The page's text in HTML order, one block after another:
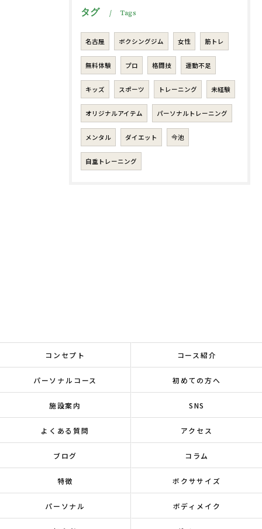
タグ Tags
名古屋 ボクシングジム 女性 筋トレ
無料体験 プロ 格闘技 運動不足
キッズ スポーツ トレーニング 未経験
オリジナルアイテム パーソナルトレーニング
メンタル ダイエット 今池
自重トレーニング
コンセプト コース紹介
パーソナルコース 初めての方へ
施設案内 SNS
よくある質問 アクセス
ブログ コラム
特徴 ボクササイズ
パーソナル ボディメイク